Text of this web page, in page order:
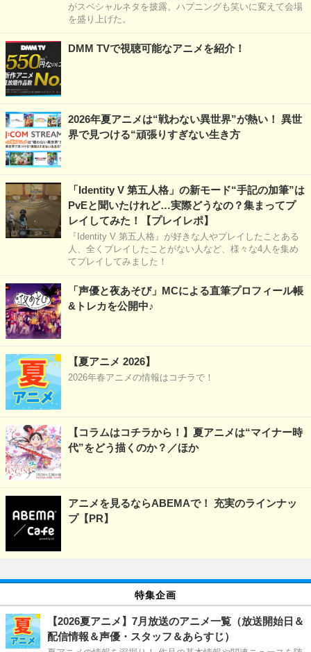
がスペシャルネタを披露。ハプニングも笑いに変えて会場
を盛り上げた。
DMM TVで視聴可能なアニメを紹介！
2026年夏アニメは“戦わない異世界”が熱い！ 異世
界で見つける“頑張りすぎない生き方
「Identity V 第五人格」の新モード“手記の加筆”は
PvEと聞いたけれど…実際どうなの？集まってプ
レイしてみた！【プレイレポ】
『Identity V 第五人格』が好きな人やプレイしたことある
人、全くプレイしたことがない人など、様々な4人を集め
てプレイしてみました！
「声優と夜あそび」MCによる直筆プロフィール帳
&トレカを公開中♪
【夏アニメ 2026】
2026年春アニメの情報はコチラで！
【コラムはコチラから！】夏アニメは“マイナー時
代”をどう描くのか？／ほか
アニメを見るならABEMAで！ 充実のラインナッ
プ【PR】
特集企画
【2026夏アニメ】7月放送のアニメ一覧（放送開始日＆
配信情報＆声優・スタッフ＆あらすじ）